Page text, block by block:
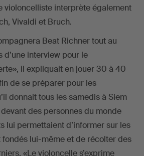
violoncelliste interprète également
Vivaldi et Bruch.
Beat Richner tout au
d’une interview pour le
il expliquait en jouer 30 à 40
de se préparer pour les
donnait tous les samedis à Siem
des personnes du monde
lui permettaient d’informer sur les
fondés lui-même et de récolter des
«Le violoncelle s’exprime